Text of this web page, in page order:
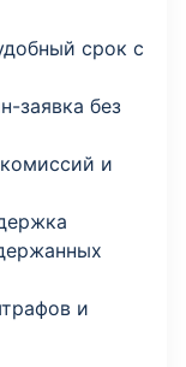
срок с
заявка без
и
и